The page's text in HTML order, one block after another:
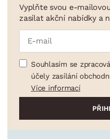
Vyplňte svou e-
zasílat akční nabídky a
Souhlasím se
účely zasílání
Více informací